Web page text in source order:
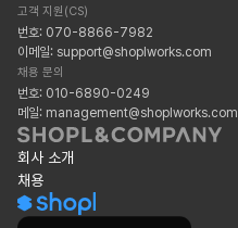
고객 지원(CS)
번호: 070-8866-7982
이메일: support@shoplworks.com
채용 문의
번호: 010-6890-0249
메일: management@shoplworks.com
회사 소개
채용